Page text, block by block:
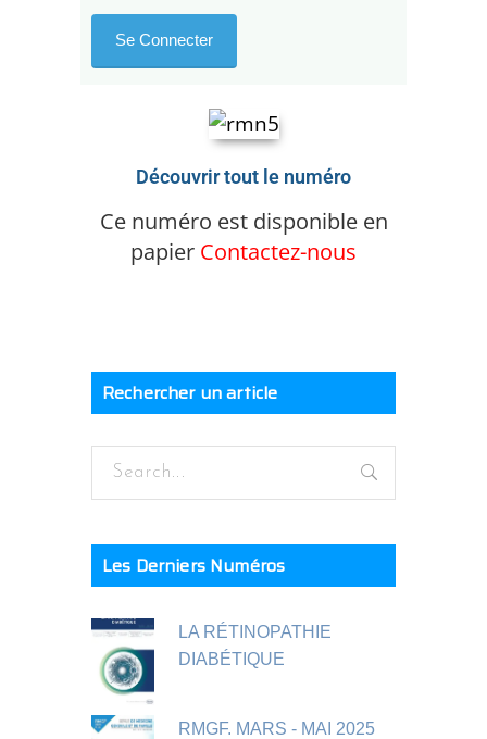
Découvrir tout le numéro
Ce numéro est disponible en
papier Contactez-nous
Rechercher un article
Les Derniers Numéros
LA RÉTINOPATHIE
DIABÉTIQUE
RMGF. MARS - MAI 2025